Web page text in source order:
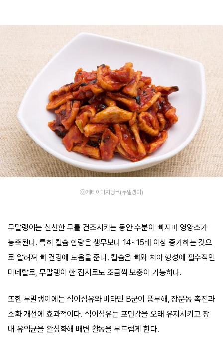
ⓒ게티이미지뱅크(무말랭이)
무말랭이는 신선한 무를 건조시키는 동안 수분이 빠지며 영양소가
농축된다. 특히 칼슘 함량은 생무보다 14~15배 이상 증가하는 것으
로 알려져 뼈 건강에 도움을 준다. 칼슘은 뼈와 치아 형성에 필수적인
미네랄로, 무말랭이 한 접시로도 조금씩 보충이 가능하다.
또한 무말랭이에는 식이섬유와 비타민 B군이 풍부해, 장운동 촉진과
소화 개선에 효과적이다. 식이섬유는 포만감을 오래 유지시키고 장
내 유익균을 활성화해 배변 활동을 부드럽게 한다.